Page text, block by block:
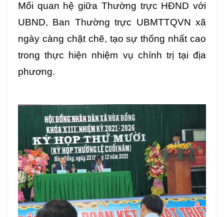
Mối quan hệ giữa Thường trực HĐND với
UBND, Ban Thường trực UBMTTQVN xã
ngày càng chặt chẽ, tạo sự thống nhất cao
trong thực hiện nhiệm vụ chính trị tại địa
phương.